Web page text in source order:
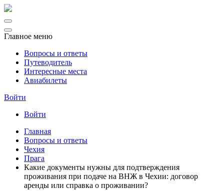
Главное меню
Вопросы и ответы
Путеводитель
Интересные места
Авиабилеты
Войти
Войти
Главная
Вопросы и ответы
Чехия
Прага
Какие документы нужны для подтверждения
проживания при подаче на ВНЖ в Чехии: договор
аренды или справка о проживании?